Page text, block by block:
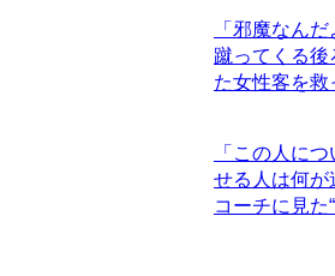
「邪魔なん
蹴ってくる
た女性客を救
「この人に
せる人は何が
コーチに見た